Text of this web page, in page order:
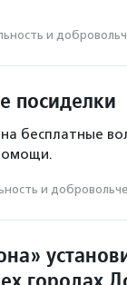
и
посиделки
бесплатные
и